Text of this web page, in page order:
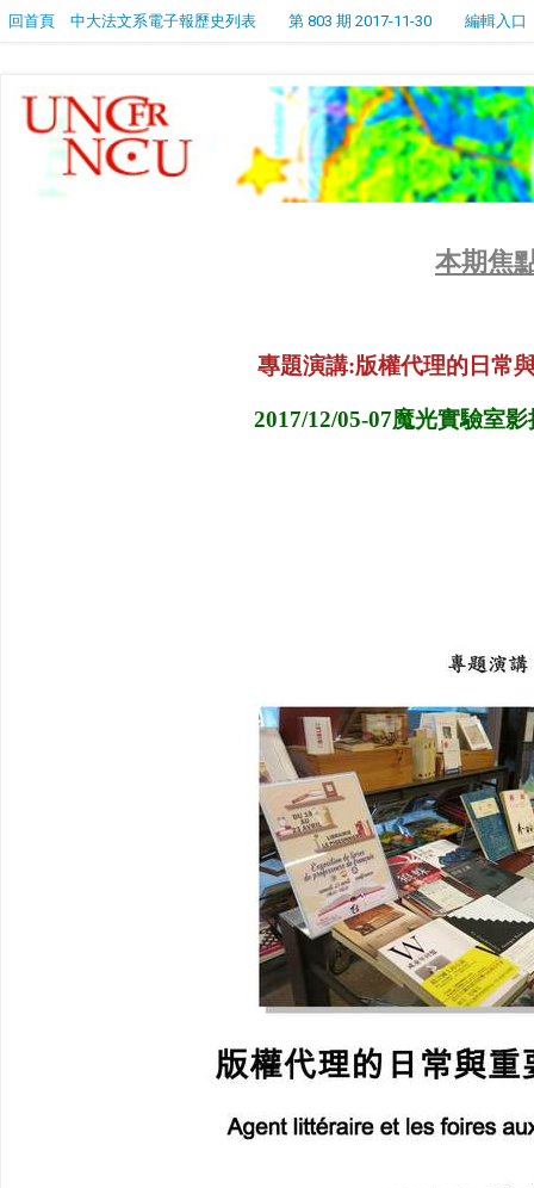
回首頁 中大法文系電子報歷史列表 第 803 期 2017-11-30 編輯入口